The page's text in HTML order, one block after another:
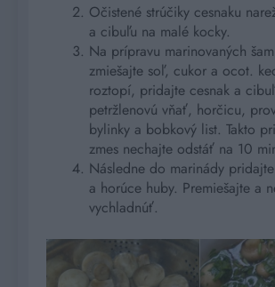
Očistené strúčiky cesnaku
a cibuľu na malé kocky.
Na prípravu marinovaných
zmiešajte soľ, cukor a ocot.
roztopí, pridajte cesnak a
petržlenovú vňať, horčicu,
bylinky a bobkový list. Takto
zmes nechajte odstáť na 10
Následne do marinády
a horúce huby. Premiešajte a
vychladnúť.